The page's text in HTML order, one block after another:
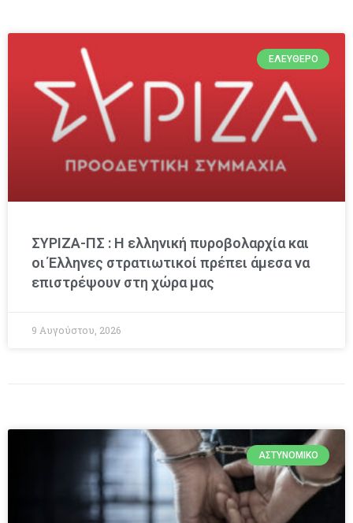
ΕΛΕΎΘΕΡΟ
ΣΥΡΙΖΑ-ΠΣ : Η ελληνική πυροβολαρχία και
οι Έλληνες στρατιωτικοί πρέπει άμεσα να
επιστρέψουν στη χώρα μας
9 Αυγούστου, 2026
ΑΣΤΥΝΟΜΙΚΌ